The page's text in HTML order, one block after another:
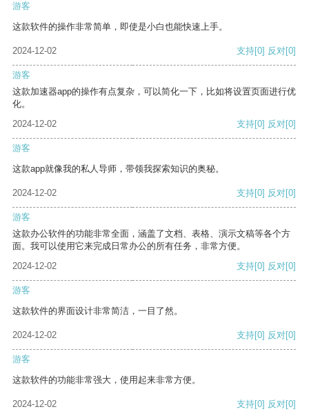
游客
这款软件的操作非常简单，即使是小白也能快速上手。
2024-12-02 支持[0] 反对[0]
游客
这款加速器app的操作有点复杂，可以简化一下，比如将设置页面进行优
化。
2024-12-02
支持[0] 反对[0]
游客
这款app就像我的私人导师，带领我探索知识的奥秘。
2024-12-02 支持[0] 反对[0]
游客
这款办公软件的功能非常全面，涵盖了文档、表格、演示文稿等各个方
面。我可以使用它来完成日常办公的所有任务，非常方便。
2024-12-02
支持[0] 反对[0]
游客
这款软件的界面设计非常简洁，一目了然。
2024-12-02 支持[0] 反对[0]
游客
这款软件的功能非常强大，使用起来非常方便。
2024-12-02 支持[0] 反对[0]